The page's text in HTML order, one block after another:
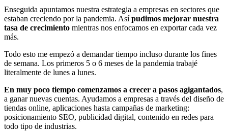
Enseguida apuntamos nuestra estrategia a empresas en sectores que
estaban creciendo por la pandemia. Asípudimos mejorar nuestra
tasa de crecimiento mientras nos enfocamos en exportar cada vez
más.
Todo esto me empezó a demandar tiempo incluso durante los fines
de semana. Los primeros 5 o 6 meses de la pandemia trabajé
literalmente de lunes a lunes.
En muy poco tiempo comenzamos a crecer a pasos agigantados,
a ganar nuevas cuentas. Ayudamos a empresas a través del diseño de
tiendas online, aplicaciones hasta campañas de marketing:
posicionamiento SEO, publicidad digital, contenido en redes para
todo tipo de industrias.